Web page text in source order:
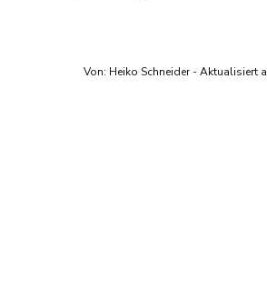
Von: Heiko Schneider- Aktualisiert